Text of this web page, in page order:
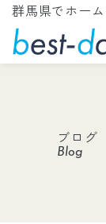
群馬県でホー
Blog
ブログ